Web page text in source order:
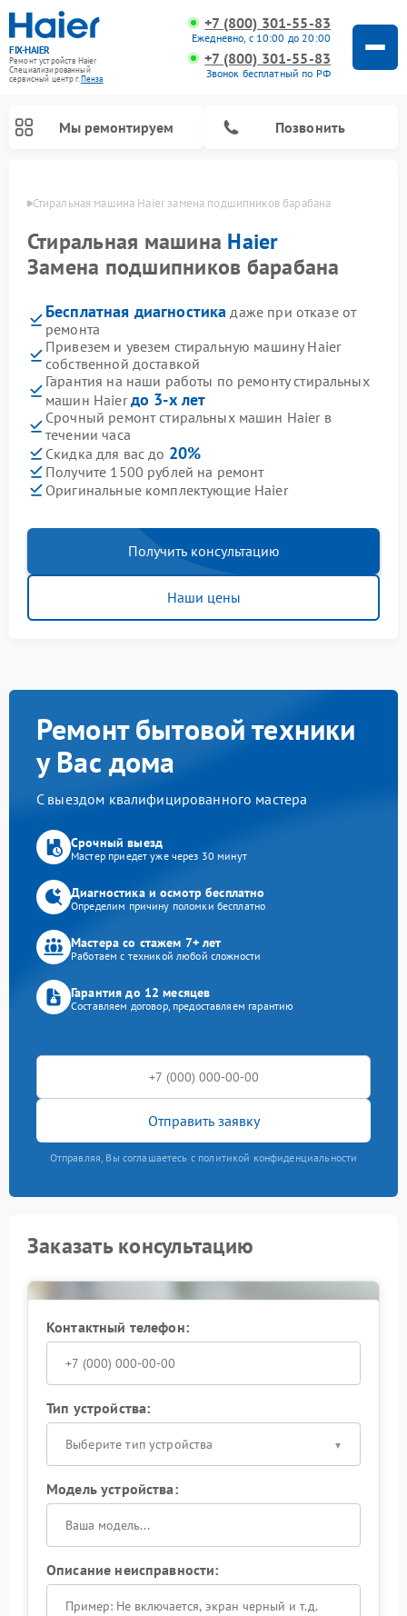
FIX-HAIER
Ремонт устройств Haier
Специализированный
cервисный центр г.Пенза
+7 (800) 301-55-83
Ежедневно, с 10:00 до 20:00
+7 (800) 301-55-83
Звонок бесплатный по РФ
Мы ремонтируем Позвонить
Стиральная машина Haier замена подшипников барабана
Стиральная машина Haier
Замена подшипников барабана
Бесплатная диагностика даже при отказе от
ремонта
Привезем и увезем стиральную машину Haier
собственной доставкой
Гарантия на наши работы по ремонту стиральных
машин Haierдо 3-х лет
Срочный ремонт стиральных машин Haier в
течении часа
Скидка для вас до 20%
Получите 1500 рублей на ремонт
Оригинальные комплектующие Haier
Получить консультацию
Наши цены
Ремонт бытовой техники
у Вас дома
С выездом квалифицированного мастера
Срочный выезд
Мастер приедет уже через 30 минут
Диагностика и осмотр бесплатно
Определим причину поломки бесплатно
Мастера со стажем 7+ лет
Работаем с техникой любой сложности
Гарантия до 12 месяцев
Составляем договор, предоставляем гарантию
Отправить заявку
Отправляя, Вы соглашаетесь с политикой конфиденциальности
Заказать консультацию
Контактный телефон:
Тип устройства:
Выберите тип устройства
Модель устройства:
Описание неисправности: